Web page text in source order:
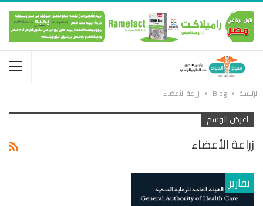
الرئيسية Blog زراعة الأعضاء
اعرض الوسم
زراعة الأعضاء
تقارير